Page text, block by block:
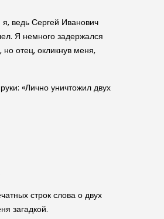
ведь Сергей Иванович
Я немного задержался
отец, окликнув меня,
«Лично уничтожил двух
строк слова о двух
загадкой.